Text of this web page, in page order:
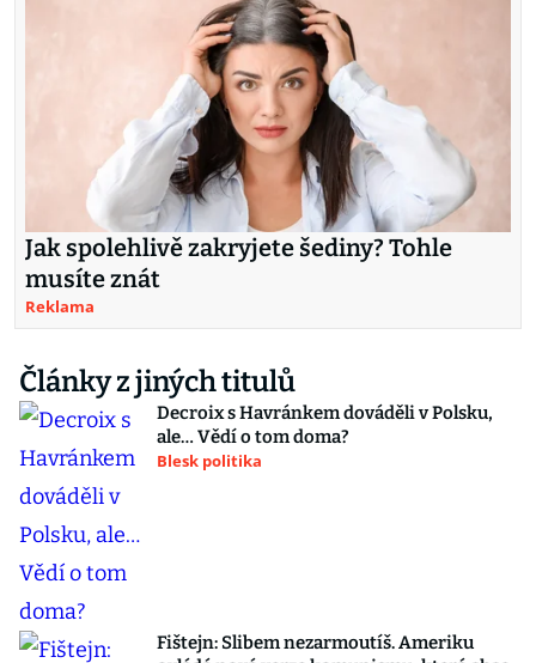
Jak spolehlivě zakryjete šediny? Tohle
musíte znát
Reklama
Články z jiných titulů
Decroix s Havránkem dováděli v Polsku,
ale… Vědí o tom doma?
Blesk politika
Fištejn: Slibem nezarmoutíš. Ameriku